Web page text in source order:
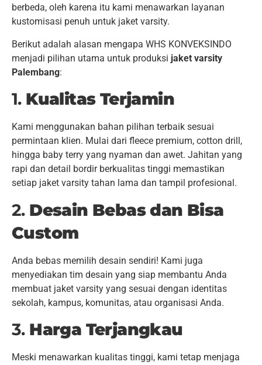
berbeda, oleh karena itu kami menawarkan layanan
kustomisasi penuh untuk jaket varsity.
Berikut adalah alasan mengapa WHS KONVEKSINDO
menjadi pilihan utama untuk produksi jaket varsity
Palembang:
1. Kualitas Terjamin
Kami menggunakan bahan pilihan terbaik sesuai
permintaan klien. Mulai dari fleece premium, cotton drill,
hingga baby terry yang nyaman dan awet. Jahitan yang
rapi dan detail bordir berkualitas tinggi memastikan
setiap jaket varsity tahan lama dan tampil profesional.
2. Desain Bebas dan Bisa
Custom
Anda bebas memilih desain sendiri! Kami juga
menyediakan tim desain yang siap membantu Anda
membuat jaket varsity yang sesuai dengan identitas
sekolah, kampus, komunitas, atau organisasi Anda.
3. Harga Terjangkau
Meski menawarkan kualitas tinggi, kami tetap menjaga